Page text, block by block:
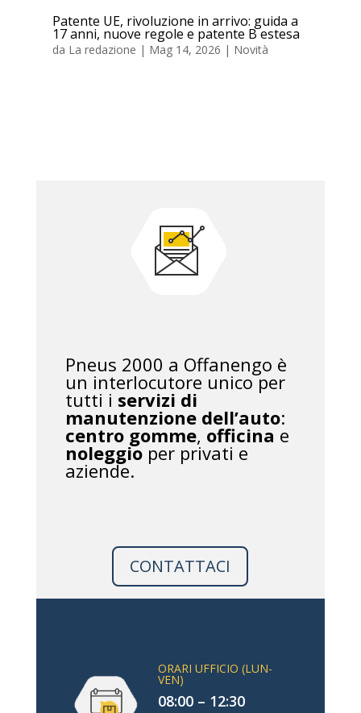
Patente UE, rivoluzione in arrivo: guida a
17 anni, nuove regole e patente B estesa
da La redazione | Mag 14, 2026 | Novità
Pneus 2000 a Offanengo è
un interlocutore unico per
tutti i servizi di
manutenzione dell’auto:
centro gomme, officina e
noleggioper privati e
aziende.
CONTATTACI
ORARI UFFICIO (LUN-
VEN)
08:00 – 12:30